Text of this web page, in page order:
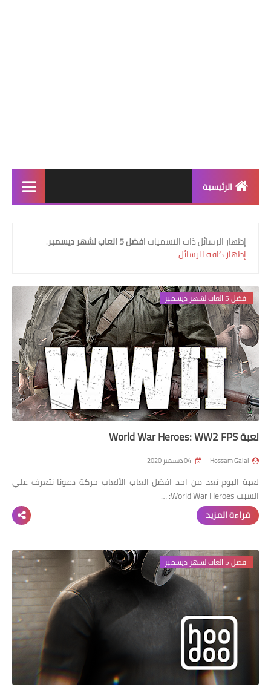
الرئيسية
افضل 9 العاب
افضل 14 لعبة
افضل 10 العاب
‏إظهار الرسائل ذات التسمياتافضل 5 العاب لشهر ديسمبر
.
إظهار كافة الرسائل
افضل 5 العاب لشهر ديسمبر
لعبة World War Heroes: WW2 FPS
Hossam Galal
لعبة اليوم تعد من احد افضل العاب الألعاب حركة دعونا نتعرف علي
السبب World War Heroes: …
قراءة المزيد
افضل 5 العاب لشهر ديسمبر